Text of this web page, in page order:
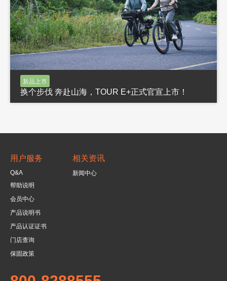
新品上市
换个步伐 奔赴山海，TOUR E+正式官宣上市！
用户服务
Q&A
帮助说明
会员中心
产品说明书
产品认证证书
门店查询
保固政策
相关资讯
新闻中心